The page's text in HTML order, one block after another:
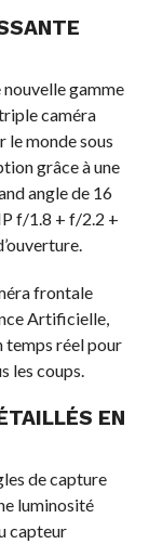
gamme
caméra
le monde sous
grâce à une
angle de 16
f/1.8 + f/2.2 +
frontale
Artificielle,
temps réel pour
les coups.
EN
de capture
luminosité
capteur